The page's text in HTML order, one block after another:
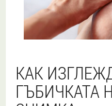
КАК
ГЪБИЧКАТА